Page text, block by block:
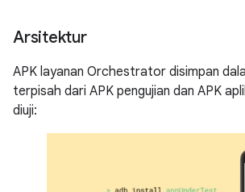
Arsitektur
APK layanan Orchestrator disimpan
terpisah dari APK pengujian dan APK
diuji: